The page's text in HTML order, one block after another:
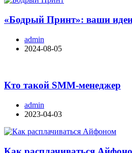
«Бодрый Принт»: ваши
admin
2024-08-05
Кто такой SMM-менеджер
admin
2023-04-03